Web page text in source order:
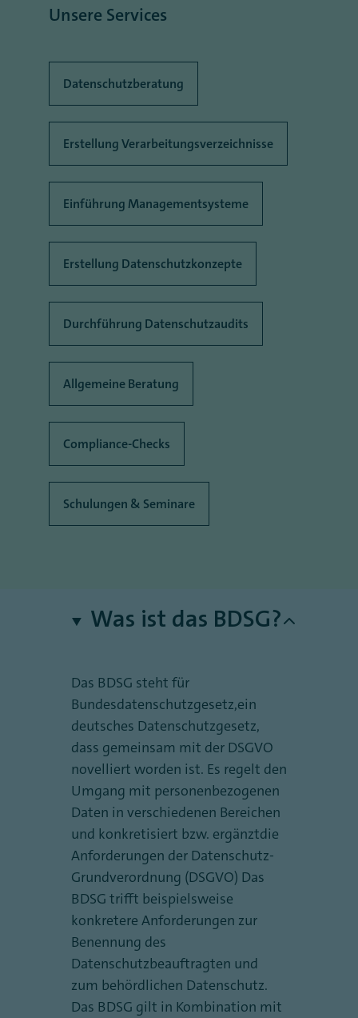
Unsere Services
Datenschutzberatung
Erstellung Verarbeitungsverzeichnisse
Einführung Managementsysteme
Erstellung Datenschutzkonzepte
Durchführung Datenschutzaudits
Allgemeine Beratung
Compliance-Checks
Schulungen & Seminare
Was ist das BDSG?
Das BDSG steht für
Bundesdatenschutzgesetz,ein
deutsches Datenschutzgesetz,
dass gemeinsam mit der DSGVO
novelliert worden ist. Es regelt den
Umgang mit personenbezogenen
Daten in verschiedenen Bereichen
und konkretisiert bzw. ergänztdie
Anforderungen der Datenschutz-
Grundverordnung (DSGVO) Das
BDSG trifft beispielsweise
konkretere Anforderungen zur
Benennung des
Datenschutzbeauftragten und
zum behördlichen Datenschutz.
Das BDSG gilt in Kombination mit